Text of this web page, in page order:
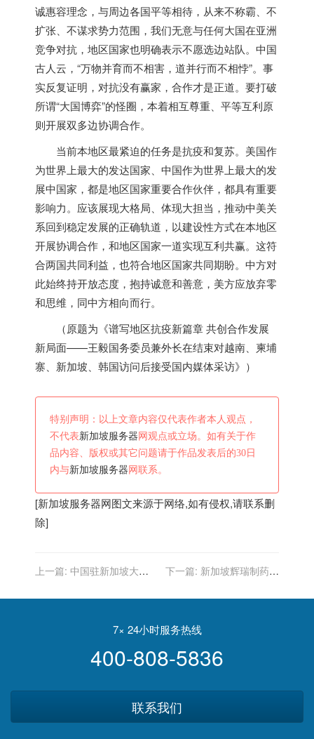
诚惠容理念，与周边各国平等相待，从来不称霸、不
扩张、不谋求势力范围，我们无意与任何大国在亚洲
竞争对抗，地区国家也明确表示不愿选边站队。中国
古人云，“万物并育而不相害，道并行而不相悖”。事
实反复证明，对抗没有赢家，合作才是正道。要打破
所谓“大国博弈”的怪圈，本着相互尊重、平等互利原
则开展双多边协调合作。
当前本地区最紧迫的任务是抗疫和复苏。美国作
为世界上最大的发达国家、中国作为世界上最大的发
展中国家，都是地区国家重要合作伙伴，都具有重要
影响力。应该展现大格局、体现大担当，推动中美关
系回到稳定发展的正确轨道，以建设性方式在本地区
开展协调合作，和地区国家一道实现互利共赢。这符
合两国共同利益，也符合地区国家共同期盼。中方对
此始终持开放态度，抱持诚意和善意，美方应放弃零
和思维，同中方相向而行。
（原题为《谱写地区抗疫新篇章 共创合作发展
新局面——王毅国务委员兼外长在结束对越南、柬埔
寨、 新加坡 、韩国访问后接受国内媒体采访》）
特别声明：以上文章内容仅代表作者本人观点，
不代表新加坡服务器 网观点或立场。如有关于作
品内容、版权或其它问题请于作品发表后的30日
内与新加坡服务器 网联系。
[新加坡服务器网图文来源于网络,如有侵权,请联系删
除]
上一篇: 中国驻新加坡大使
来新下船回国，以免延误回
下一篇: 新加坡辉瑞制药亚
性感染
7× 24小时服务热线
400-808-5836
联系我们